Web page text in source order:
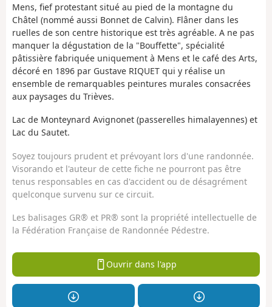
Mens, fief protestant situé au pied de la montagne du
Châtel (nommé aussi Bonnet de Calvin). Flâner dans les
ruelles de son centre historique est très agréable. A ne pas
manquer la dégustation de la "Bouffette", spécialité
pâtissière fabriquée uniquement à Mens et le café des Arts,
décoré en 1896 par Gustave RIQUET qui y réalise un
ensemble de remarquables peintures murales consacrées
aux paysages du Trièves.
Lac de Monteynard Avignonet (passerelles himalayennes) et
Lac du Sautet.
Soyez toujours prudent et prévoyant lors d'une randonnée.
Visorando et l'auteur de cette fiche ne pourront pas être
tenus responsables en cas d'accident ou de désagrément
quelconque survenu sur ce circuit.
Les balisages GR® et PR® sont la propriété intellectuelle de
la Fédération Française de Randonnée Pédestre.
Ouvrir dans l'app